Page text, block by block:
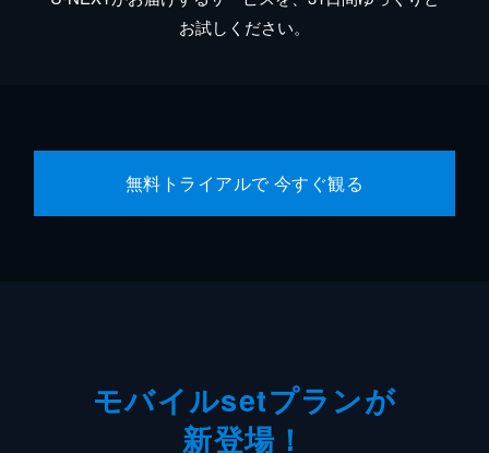
お試しください。
無料トライアルで 今すぐ観る
モバイルsetプランが
新登場！